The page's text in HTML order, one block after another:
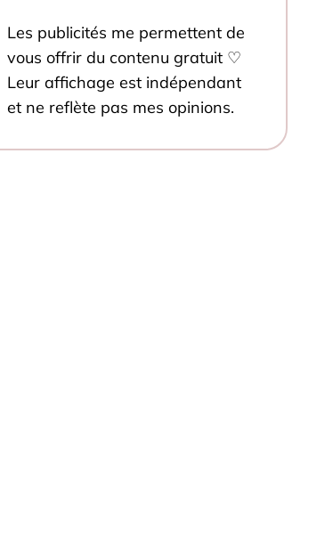
Les publicités me permettent de
vous offrir du contenu gratuit ♡
Leur affichage est indépendant
et ne reflète pas mes opinions.